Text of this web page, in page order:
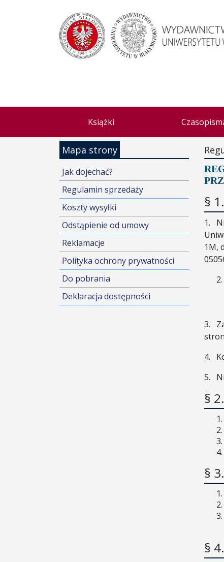
Książki
Mapa strony
Jak dojechać?
Regulamin sprzedaży
Koszty wysyłki
Odstąpienie od umowy
Reklamacje
Polityka ochrony prywatności
Do pobrania
Deklaracja dostępności
§
1.
1M,
2.
3.
4.
5.
§
§
§